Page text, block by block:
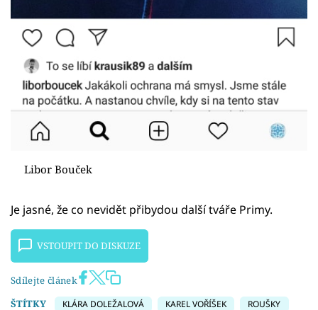
Libor Bouček
Je jasné, že co nevidět přibydou další tváře Primy.
VSTOUPIT DO DISKUZE
Sdílejte článek
ŠTÍTKY
KLÁRA DOLEŽALOVÁ KAREL VOŘÍŠEK
ROUŠKY